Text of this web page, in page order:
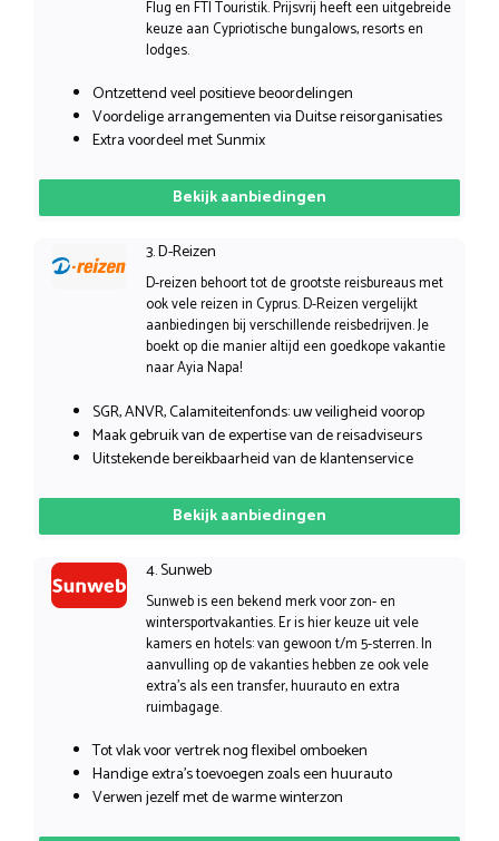
Flug en FTI Touristik. Prijsvrij heeft een uitgebreide
keuze aan Cypriotische bungalows, resorts en
lodges.
Ontzettend veel positieve beoordelingen
Voordelige arrangementen via Duitse reisorganisaties
Extra voordeel met Sunmix
Bekijk aanbiedingen
3. D-Reizen
D-reizen behoort tot de grootste reisbureaus met
ook vele reizen in Cyprus. D-Reizen vergelijkt
aanbiedingen bij verschillende reisbedrijven. Je
boekt op die manier altijd een goedkope vakantie
naar Ayia Napa!
SGR, ANVR, Calamiteitenfonds: uw veiligheid voorop
Maak gebruik van de expertise van de reisadviseurs
Uitstekende bereikbaarheid van de klantenservice
Bekijk aanbiedingen
4. Sunweb
Sunweb is een bekend merk voor zon- en
wintersportvakanties. Er is hier keuze uit vele
kamers en hotels: van gewoon t/m 5-sterren. In
aanvulling op de vakanties hebben ze ook vele
extra’s als een transfer, huurauto en extra
ruimbagage.
Tot vlak voor vertrek nog flexibel omboeken
Handige extra’s toevoegen zoals een huurauto
Verwen jezelf met de warme winterzon